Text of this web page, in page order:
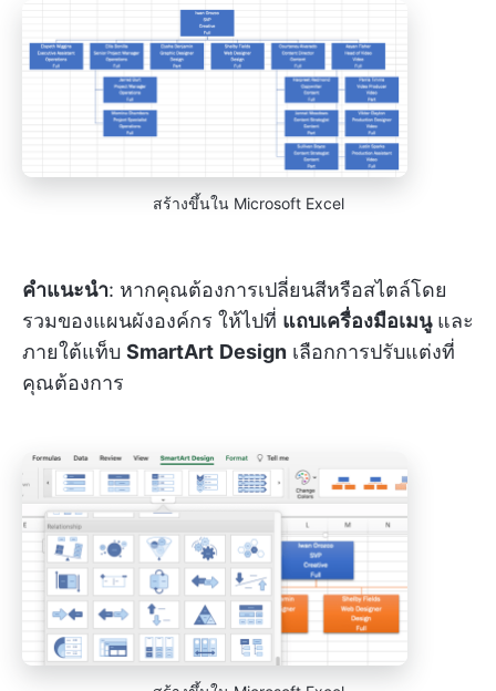
สร้างขึ้นใน Microsoft Excel
คำแนะนำ: หากคุณต้องการเปลี่ยนสีหรือสไตล์โดย
รวมของแผนผังองค์กร ให้ไปที่ แถบเครื่องมือเมนูและ
ภายใต้แท็บ SmartArt Design เลือกการปรับแต่งที่
คุณต้องการ